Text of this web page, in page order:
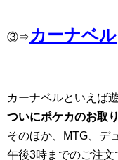
③⇒ カーナベル
カーナベルといえば
ついにポケカのお取
そのほか、MTG、デ
午後3時までのご注